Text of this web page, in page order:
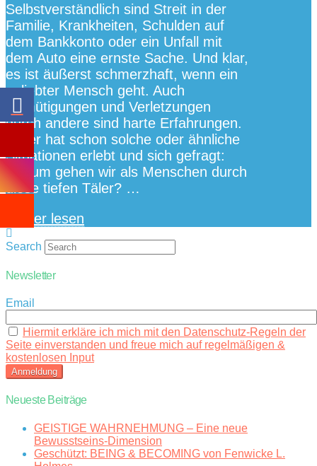
Selbstverständlich sind Streit in der
Familie, Krankheiten, Schulden auf
dem Bankkonto oder ein Unfall mit
dem Auto eine ernste Sache. Und klar,
es ist äußerst schmerzhaft, wenn ein
geliebter Mensch geht. Auch
Demütigungen und Verletzungen
durch andere sind harte Erfahrungen.
Jeder hat schon solche oder ähnliche
Situationen erlebt und sich gefragt:
Warum gehen wir als Menschen durch
diese tiefen Täler? …
Weiter lesen
Search
Newsletter
Email
Hiermit erkläre ich mich mit den Datenschutz-Regeln der
Seite einverstanden und freue mich auf regelmäßigen &
kostenlosen Input
Neueste Beiträge
GEISTIGE WAHRNEHMUNG – Eine neue
Bewusstseins-Dimension
Geschützt: BEING & BECOMING von Fenwicke L.